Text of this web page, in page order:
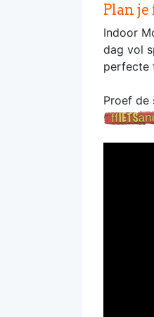
Plan
Indoor
dag vol
perfecte
Proef de